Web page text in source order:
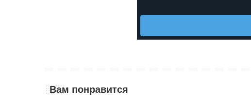
Вам понравится